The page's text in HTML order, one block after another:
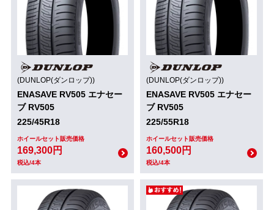
(DUNLOP(ダンロップ))
ENASAVE RV505 エナセー
ブ RV505
225/45R18
ホイールセット販売価格
169,300円
税込/4本
(DUNLOP(ダンロップ))
ENASAVE RV505 エナセー
ブ RV505
225/55R18
ホイールセット販売価格
160,500円
税込/4本